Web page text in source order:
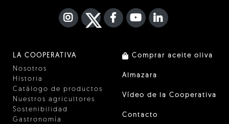
INSTAGRAM
TWITTER
FACEBOOK F
YOUTUBEFA LINKEDIN
LA COOPERATIVA
Nosotros
Historia
Catálogo de productos
Nuestros agricultores
Sostenibilidad
Gastronomía
Comprar aceite oliva
Almazara
Vídeo de la Cooperativa
Contacto